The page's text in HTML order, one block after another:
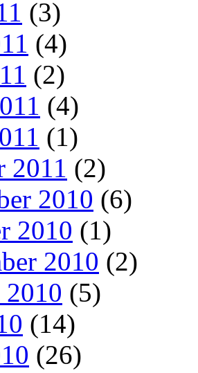
(3)
(4)
(2)
(4)
(1)
2011 (2)
2010 (6)
2010 (1)
2010 (2)
(5)
(14)
(26)